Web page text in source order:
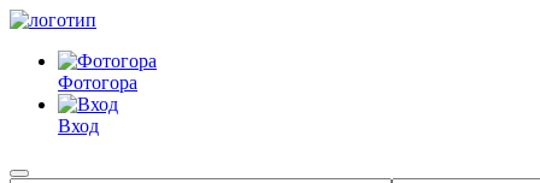
Фотогора
Вход